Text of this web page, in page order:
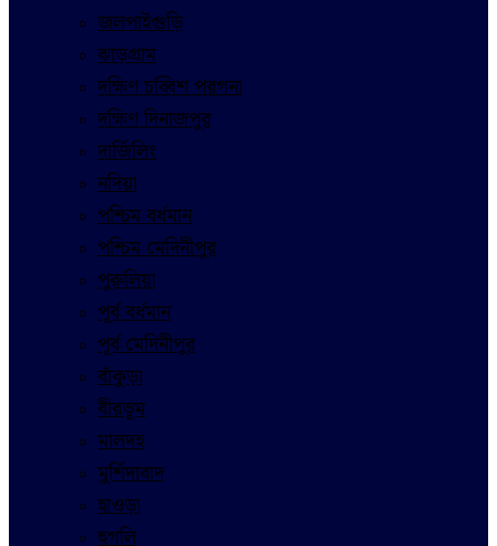
জলপাইগুড়ি
ঝাড়গ্রাম
দক্ষিণ চব্বিশ পরগনা
দক্ষিণ দিনাজপুর
দার্জিলিং
নদিয়া
পশ্চিম বর্ধমান
পশ্চিম মেদিনীপুর
পুরুলিয়া
পূর্ব বর্ধমান
পূর্ব মেদিনীপুর
বাঁকুড়া
বীরভূম
মালদহ
মুর্শিদাবাদ
হাওড়া
হুগলি